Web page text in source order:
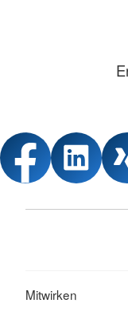
Mitwirken